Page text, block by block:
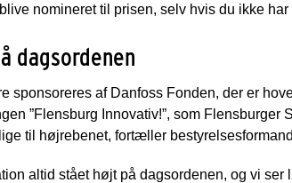
nomineret til prisen, selv hvis du ikke
dagsordenen
sponsoreres af Danfoss Fonden, der er
”Flensburg Innovativ!”, som Flensburger
til højrebenet, fortæller
altid stået højt på dagsordenen, og vi